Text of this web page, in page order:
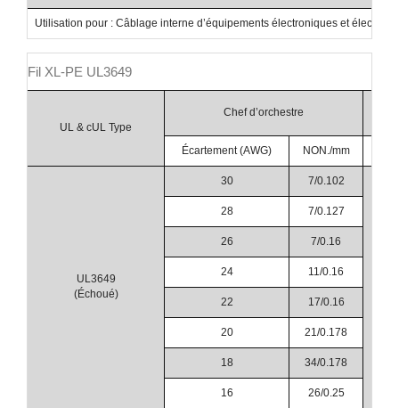
Utilisation pour : Câblage interne d’équipements électroniques et
Fil XL-PE UL3649
UL & cUL Type
Chef d’orchestre
Écartement (AWG) NON./mm
UL3649
(Échoué)
30 7/0.102
28 7/0.127
26 7/0.16
24 11/0.16
22 17/0.16
20 21/0.178
18 34/0.178
16 26/0.25